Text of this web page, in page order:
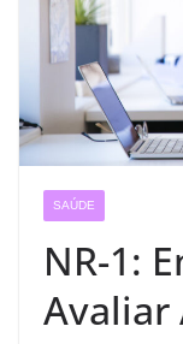
SAÚDE
NR-1:
Avaliar